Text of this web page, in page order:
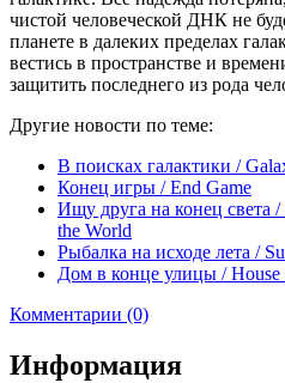
чистой человеческой ДНК не
планете в далеких пределах
вестись в пространстве и
защитить последнего из рода
Другие новости по теме:
В поисках галактики /
Конец игры / End Game
Ищу друга на конец света
the World
Рыбалка на исходе лета /
Дом в конце улицы / House
Комментарии (0)
Информация